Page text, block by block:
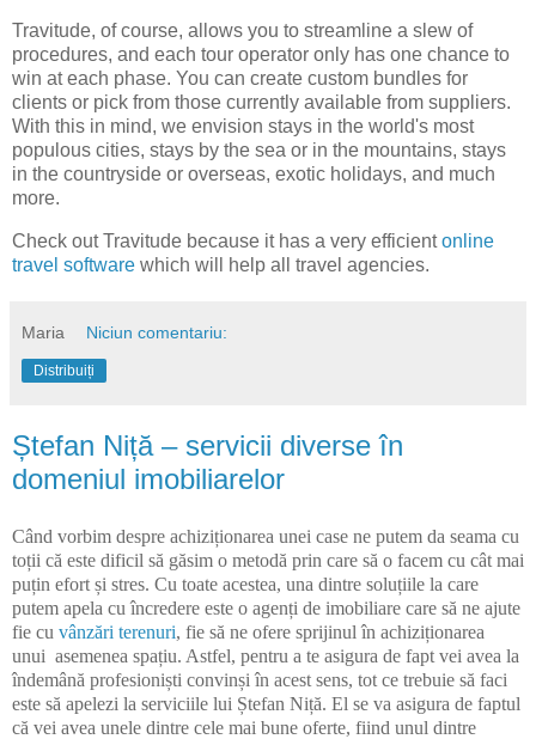
Travitude, of course, allows you to streamline a slew of
procedures, and each tour operator only has one chance to
win at each phase. You can create custom bundles for
clients or pick from those currently available from suppliers.
With this in mind, we envision stays in the world's most
populous cities, stays by the sea or in the mountains, stays
in the countryside or overseas, exotic holidays, and much
more.
Check out Travitude because it has a very efficientonline
travel software which will help all travel agencies.
Maria Niciun comentariu:
Distribuiți
Ștefan Niță – servicii diverse în
domeniul imobiliarelor
Când vorbim despre achiziționarea unei case ne putem da seama cu
toții că este dificil să găsim o metodă prin care să o facem cu cât mai
puțin efort și stres. Cu toate acestea, una dintre soluțiile la care
putem apela cu încredere este o agenți de imobiliare care să ne ajute
fie cu vânzări terenuri, fie să ne ofere sprijinul în achiziționarea
unui asemenea spațiu. Astfel, pentru a te asigura de fapt vei avea la
îndemână profesioniști convinși în acest sens, tot ce trebuie să faci
este să apelezi la serviciile lui Ștefan Niță. El se va asigura de faptul
că vei avea unele dintre cele mai bune oferte, fiind unul dintre